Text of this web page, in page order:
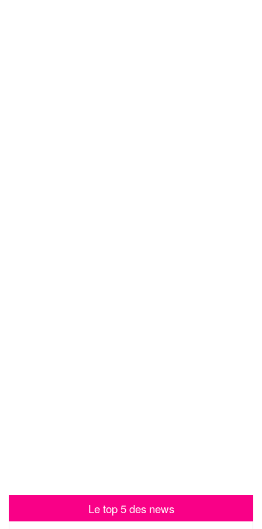
Le top 5 des news